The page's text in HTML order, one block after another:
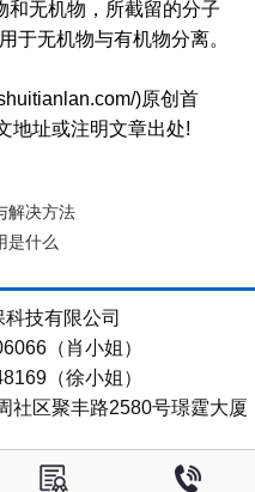
和无机物，所截留的分子
于无机物与有机物分离。
)原创首
地址或注明文章出处!
解决方法
是什么
技有限公司
（肖小姐）
（徐小姐）
社区聚丰路2580号璟霆大厦